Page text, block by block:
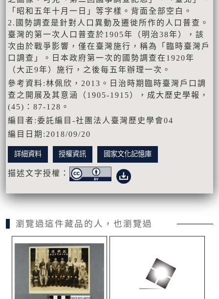
「昭和五年十月一日」等字樣。背面全部空白。
2.國勢調查是針對人口異動及遷徙所作的人口普查。
臺灣的第一次人口普查於1905年（明治38年），該
次由於戰爭影響，僅在臺灣施行，稱為「臨時臺灣戶
口調查」。日本政府第一次的國勢調查在1920年
（大正9年）施行，之後每五年辦理一次。
參考資料:林佩欣，2013。日治時期臨時臺灣戶口調
查之開展及其意涵（1905-1915），成大歷史學報，
(45)：87-128。
編目者:委託編目-社團法人臺灣歷史學會04
編目日期:2018/09/20
詳細資料 授權資訊 國家文化記憶庫
描述文字授權：
瀏覽過這件藏品的人，也瀏覽過